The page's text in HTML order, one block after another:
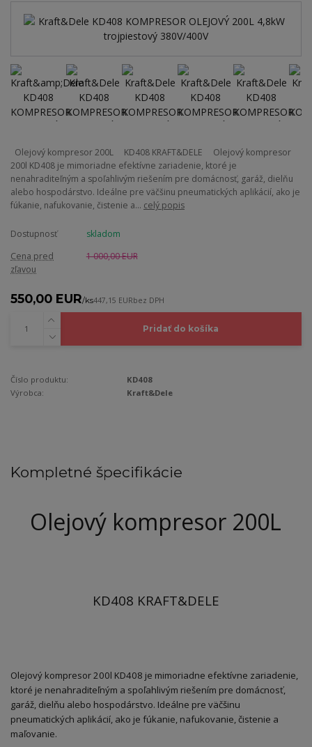
Olejový kompresor 200L KD408 KRAFT&DELE Olejový kompresor
200l KD408 je mimoriadne efektívne zariadenie, ktoré je
nenahraditeľným a spoľahlivým riešením pre domácnosť, garáž, dielňu
alebo hospodárstvo. Ideálne pre väčšinu pneumatických aplikácií, ako je
fúkanie, nafukovanie, čistenie a... celý popis
Dostupnosť
skladom
Cena pred
zľavou
1 000,00 EUR
550,00 EUR/ks447,15 EURbez DPH
Pridať do košíka
Číslo produktu:
KD408
Výrobca:
Kraft&Dele
Kompletné špecifikácie
Olejový kompresor 200L
KD408 KRAFT&DELE
Olejový kompresor 200l KD408 je mimoriadne efektívne zariadenie,
ktoré je nenahraditeľným a spoľahlivým riešením pre domácnosť,
garáž, dielňu alebo hospodárstvo. Ideálne pre väčšinu
pneumatických aplikácií, ako je fúkanie, nafukovanie, čistenie a
maľovanie.